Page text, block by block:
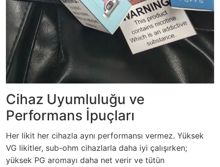
Cihaz Uyumluluğu ve
Performans İpuçları
Her likit her cihazla aynı performansı vermez. Yüksek
VG likitler, sub-ohm cihazlarla daha iyi çalışırken;
yüksek PG aromayı daha net verir ve tütün